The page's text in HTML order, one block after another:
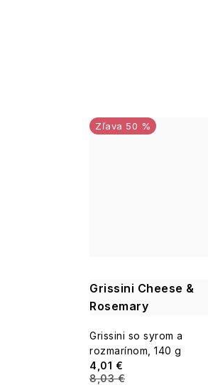
Grissini Cheese &
Rosemary
50 %
Grissini so syrom a
rozmarínom, 140 g
4,01 €
8,03 €